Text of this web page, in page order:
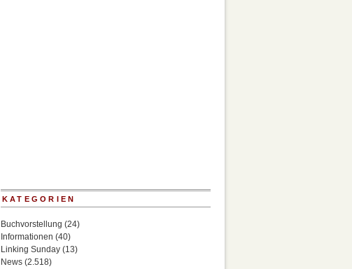
KATEGORIEN
Buchvorstellung (24)
Informationen (40)
Linking Sunday (13)
News (2.518)